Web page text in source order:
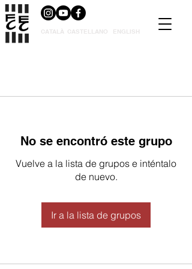
CATALÀ CASTELLANO ENGLISH
No se encontró este grupo
Vuelve a la lista de grupos e inténtalo
de nuevo.
Ir a la lista de grupos